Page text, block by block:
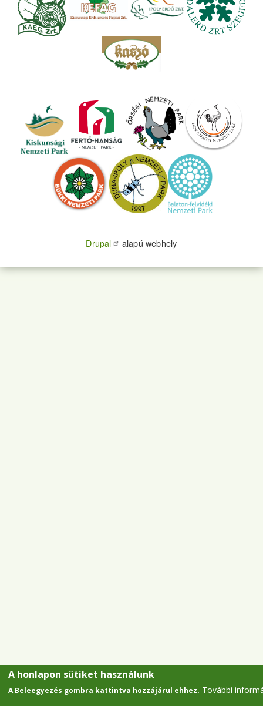
Drupal alapú webhely
A honlapon sütiket használunk
A Beleegyezés gombra kattintva hozzájárul ehhez. További